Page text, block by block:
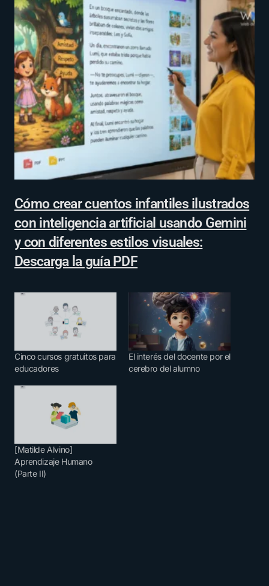
Cómo crear cuentos infantiles ilustrados
con inteligencia artificial usando Gemini
y con diferentes estilos visuales:
Descarga la guía PDF
Cinco cursos gratuitos para
educadores
El interés del docente por el
cerebro del alumno
[Matilde Alvino]
Aprendizaje Humano
(Parte II)